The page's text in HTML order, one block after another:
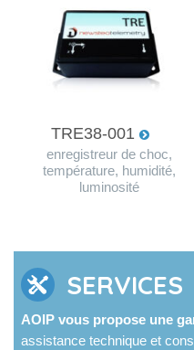
TRE38-001
enregistreur de choc,
température, humidité,
luminosité
SERVICES
AOIP vous propose une
assistance technique et